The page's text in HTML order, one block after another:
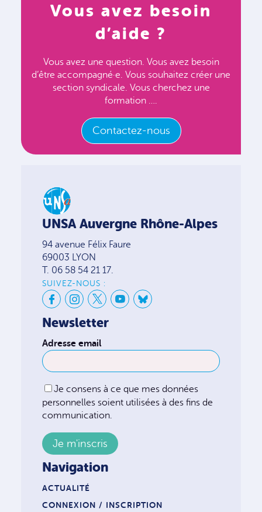
Vous avez besoin
d’aide ?
Vous avez une question. Vous avez besoin
d’être accompagné·e. Vous souhaitez créer une
section syndicale. Vous cherchez une
formation ….
Contactez-nous
UNSA Auvergne Rhône-Alpes
94 avenue Félix Faure
69003 LYON
T. 06 58 54 21 17.
SUIVEZ-NOUS :
Newsletter
Adresse email
Je consens à ce que mes données
personnelles soient utilisées à des fins de
communication.
Navigation
ACTUALITÉ
CONNEXION / INSCRIPTION